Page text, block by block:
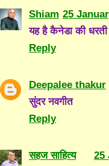
Shiam 25
यह है कैनेडा की
Reply
Deepalee thakur
सुंदर नवगीत
Reply
सहज साहित्य
25